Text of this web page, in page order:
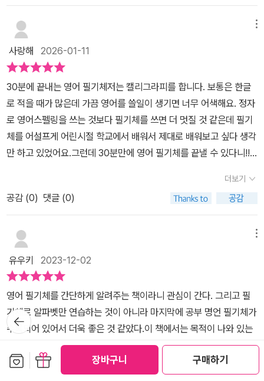
장바구니 구매하기
ust keep moving. - Albert Einstein -인생은 자전거를 타는 것과
같다.균형을 잡으려면 계속 움직여야 한다. - 알버트 아인슈타인 - 생
각하게 만드는 여러 명언들..가장 와 닿았던 내용을 적어 보았습니다.​
얇지만 알찬 책!한 권을 반복해서 읽고, 익히기에 부담없는 사이즈의
다양한 영어학습관련 책이 있는 마이클리시 도서들 매력있어요~이
번에 익힌 영어 필기체를 활용해서 일기도 써보고, 사인도 만들어 보
고 싶다고 말하는 아이의 모습이 기특합니다!!출판사로부터 도서만
제공 받았고, 본인의 주관적인 견해에 의하여 작성함.
필기를 할 때 아주 유용하다. 원래 알파벳과 비슷한 필기체도 있지만,
완전 다르게 생긴 알파벳도 있다. 그래서 필기체를 알아야 읽을 수 있
수 있어서 좋았다.뒷편에는 공부명언 필기체 30문장이 나와있다. 필
기체도 따라쓰면서 공부할 수 있고 명언도 알 수 있어서 일석 이조이
다. 마지막 장에는 <영어공부법 MBTI + 수준병 영어책 추천>에서
발췌한 영어 잘하는 방법도 나와있다. 매 년 영어공부는 새해 목표에
들어가곤 한다. 2024년 내년에는 꼭 영어공부를 하겠다고 다짐해본
다.필기체를 쓰고 읽을 수 있으니, 영어가 조금 더 재밌어지는 느낌이
다.필기체에 재미를 붙여서 연습하고 따라쓰다보니, 멋져보이는 착시
효과가 있다. 필기체의 매력에 푹 빠져버렸다. 영어도 재밌어지는 느
낌이다.
사랑해 2026-01-11
30분에 끝내는 영어 필기체저는 캘리그라피를 합니다. 보통은 한글
로 적을 때가 많은데 가끔 영어를 쓸일이 생기면 너무 어색해요. 정자
로 영어스펠링을 쓰는 것보다 필기체를 쓰면 더 멋질 것 같은데 필기
체를 어설프게 어린시절 학교에서 배워서 제대로 배워보고 싶다 생각
만 하고 있었어요.그런데 30분만에 영어 필기체를 끝낼 수 있다니!!
필기체라는 아주 얇디 얇은 책이랍니다. 처음엔 이 책을 받고 당황했
어요. 너무 얇은건 아닌가, 이거 몇번쓴다고 연습이 될까? 싶기도 했
는데 사실 생각해보면 어려운 스킬이 필요한게 아니었어요.하고자하
는 마음을 갖고 실천한다는 것이 어려운거지 실제로 몇번 써보면 금
방 익어서 쓸 수 있는데 왜 그동안 실행하지 않았을까 싶어요. 이 책의
장점이 바로 이런거에요! 두껍고 양이 많았다면 시작할 엄두조차 나
지 않았을 것 같아요. 그런데 너무 얇기 때문에 뭐 이거 따라써서 되겠
어? 하는 마음으로 일단 시작하다보니 금방 뚝딱! 완성!!! 필기체 별거
아니었는데 제가 그냥 막연히 언젠가 해야지, 제대로 배워봐야지 했
었던 것 같아요. 몇번 따라쓰다보니 손에 익혀지고 재밌더라구요. 그
리고 필기체 역시 다양한 글씨체가 있더라구요. 배운 글씨체 모양뿐
아니라 뒤에 예문에는 다양한 문장들과 다양한 필기체가 담겨져있어
더보기
공감 (0) 댓글 (0)
유우키 2023-12-02
영어 필기체를 간단하게 알려주는 책이라니 관심이 간다. 그리고 필
기체로 알파벳만 연습하는 것이 아니라 마지막에 공부 명언 필기체가
수록되어 있어서 더욱 좋은 것 같았다.이 책에서는 목적이 나와 있는
데이 목적을 보면 웬만한 사람들은 다 필기체에서 보고 싶을 것이라
는 생각이 든다. 특히 서명이 많이 사용하거나 필기체를 이용하여 영
어를 빨리 쓰고 싶을 때, 또 필기체로 되어 있는 것을 읽고 싶을 때, 아
뒤로가
기